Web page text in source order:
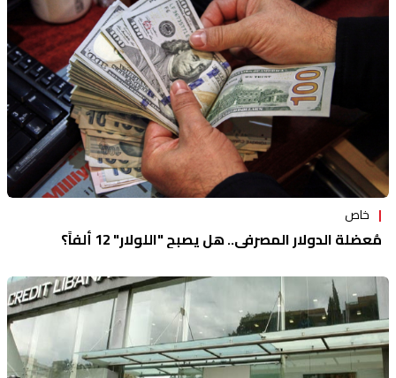
خاص
مُعضلة الدولار المصرفي.. هل يصبح "اللولار" 12 ألفاً؟